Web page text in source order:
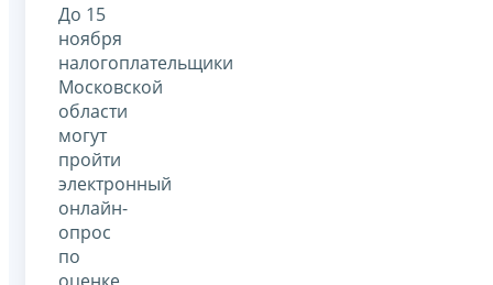
До 15
ноября
налогоплательщики
Московской
области
могут
пройти
электронный
онлайн-
опрос
по
оценке